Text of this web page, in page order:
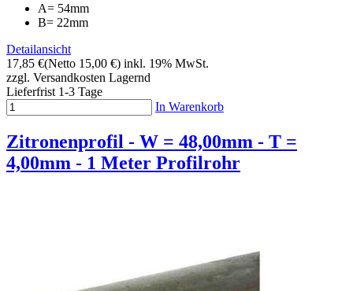
A= 54mm
B= 22mm
Detailansicht
17,85 €(Netto 15,00 €) inkl. 19% MwSt.
zzgl. Versandkosten Lagernd
Lieferfrist 1-3 Tage
In Warenkorb
Zitronenprofil - W = 48,00mm - T =
4,00mm - 1 Meter Profilrohr